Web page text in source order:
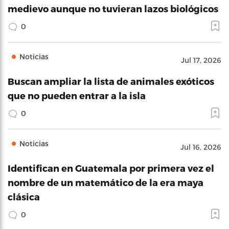
medievo aunque no tuvieran lazos biológicos
0
Noticias Jul 17, 2026
Buscan ampliar la lista de animales exóticos
que no pueden entrar a la isla
0
Noticias Jul 16, 2026
Identifican en Guatemala por primera vez el
nombre de un matemático de la era maya
clásica
0